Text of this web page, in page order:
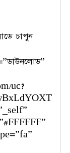
চাপুন
uc?